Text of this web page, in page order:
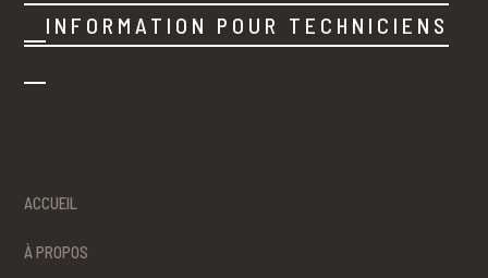
INFORMATION POUR TECHNICIENS
ACCUEIL
À PROPOS